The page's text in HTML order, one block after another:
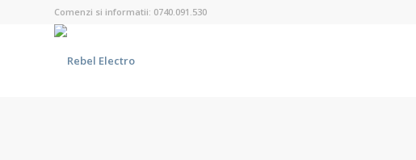
Comenzi si informatii: 0740.091.530